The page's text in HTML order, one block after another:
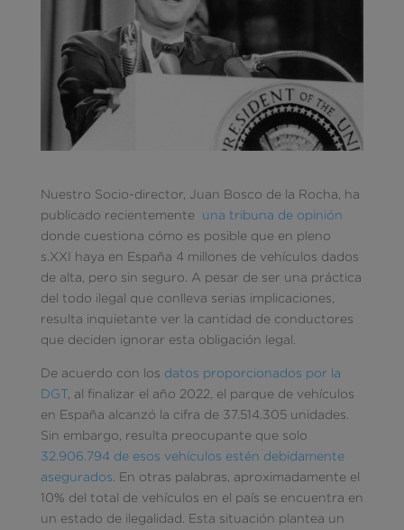
Nuestro Socio-director, Juan Bosco de la Rocha, ha
publicado recientemente una tribuna de opinión
donde cuestiona cómo es posible que en pleno
s.XXI haya en España 4 millones de vehículos dados
de alta, pero sin seguro. A pesar de ser una práctica
del todo ilegal que conlleva serias implicaciones,
resulta inquietante ver la cantidad de conductores
que deciden ignorar esta obligación legal.
De acuerdo con los datos proporcionados por la
DGT, al finalizar el año 2022, el parque de vehículos
en España alcanzó la cifra de 37.514.305 unidades.
Sin embargo, resulta preocupante que solo
32.906.794 de esos vehículos estén debidamente
asegurados . En otras palabras, aproximadamente el
10% del total de vehículos en el país se encuentra en
un estado de ilegalidad. Esta situación plantea un